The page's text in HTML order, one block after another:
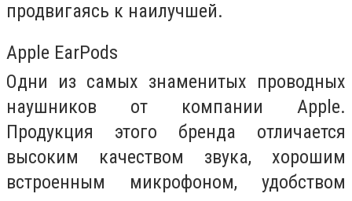
продвигаясь к наилучшей.
Apple EarPods
Одни из самых знаменитых проводных
наушников от компании Apple.
Продукция этого бренда отличается
высоким качеством звука, хорошим
встроенным микрофоном, удобством